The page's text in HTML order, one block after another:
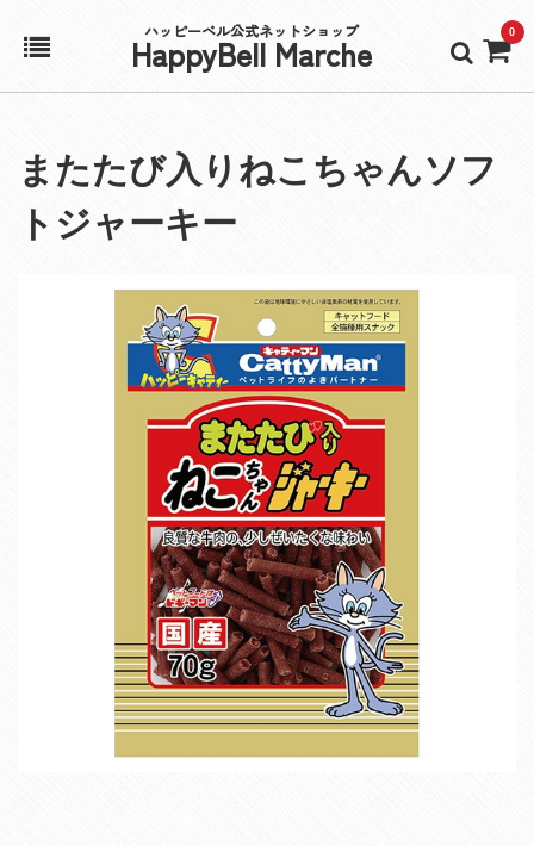
ハッピーベル公式ネットショップ
HappyBell Marche 0
アカウント
カート
またたび入りねこちゃんソフ
トジャーキー